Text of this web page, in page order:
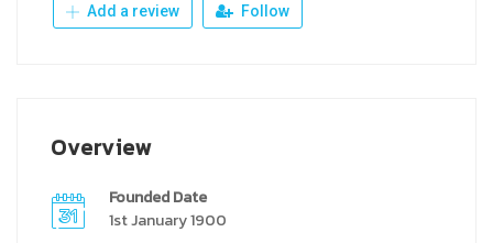
Add a review Follow
Overview
Founded Date
1st January 1900